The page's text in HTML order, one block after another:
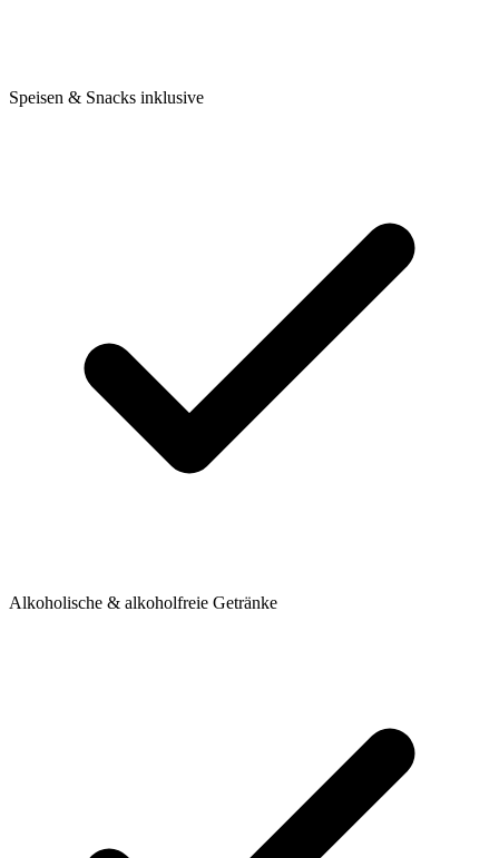
Speisen & Snacks inklusive
Alkoholische & alkoholfreie Getränke